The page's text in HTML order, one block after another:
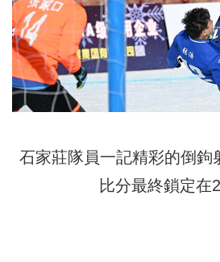
石家莊隊員一記精彩的倒鉤
比分最終鎖定在2